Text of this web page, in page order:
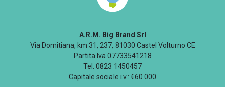
A.R.M. Big Brand Srl
Via Domitiana, km 31, 237, 81030 Castel Volturno CE
Partita Iva 07733541218
Tel. 0823 1450457
Capitale sociale i.v.: €60.000